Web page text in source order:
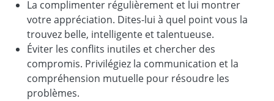
La complimenter régulièrement et lui montrer
votre appréciation. Dites-lui à quel point vous la
trouvez belle, intelligente et talentueuse.
Éviter les conflits inutiles et chercher des
compromis. Privilégiez la communication et la
compréhension mutuelle pour résoudre les
problèmes.